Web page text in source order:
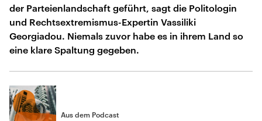
der Parteienlandschaft geführt, sagt die Politologin
und Rechtsextremismus-Expertin Vassiliki
Georgiadou. Niemals zuvor habe es in ihrem Land so
eine klare Spaltung gegeben.
Aus dem Podcast